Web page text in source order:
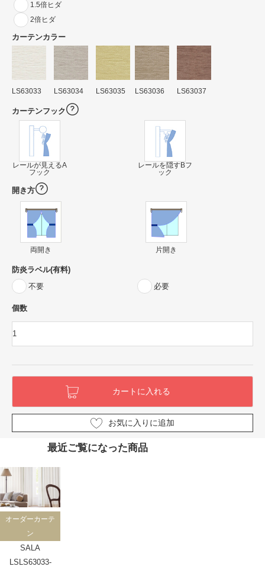
1.5倍ヒダ
2倍ヒダ
カーテンカラー
LS63033 LS63034 LS63035 LS63036 LS63037
カーテンフック
レールが見えるA
フック
レールを隠すBフ
ック
開き方
両開き 片開き
防炎ラベル(有料)
不要
必要
個数
お気に入りに追加
最近ご覧になった商品
オーダーカーテ
ン
SALA
LSLS63033-